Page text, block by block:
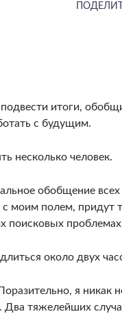
итоги,
с будущим.
несколько человек.
обобщение
с моим по­лем,
поисковых
около двух
я никак
Два тяжелейших